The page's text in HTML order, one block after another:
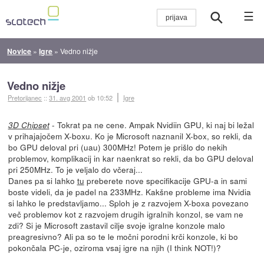
☰
Novice »Igre »Vedno nižje
Vedno nižje
Pretorijanec ::31. avg 2001 ob 10:52 Igre
3D Chipset- Tokrat pa ne cene. Ampak Nvidiin GPU, ki naj bi ležal
v prihajajočem X-boxu. Ko je Microsoft naznanil X-box, so rekli, da
bo GPU deloval pri (uau) 300MHz! Potem je prišlo do nekih
problemov, komplikacij in kar naenkrat so rekli, da bo GPU deloval
pri 250MHz. To je veljalo do včeraj...
Danes pa si lahko tu preberete nove specifikacije GPU-a in sami
boste videli, da je padel na 233MHz. Kakšne probleme ima Nvidia
si lahko le predstavljamo... Sploh je z razvojem X-boxa povezano
več problemov kot z razvojem drugih igralnih konzol, se vam ne
zdi? Si je Microsoft zastavil cilje svoje igralne konzole malo
preagresivno? Ali pa so te le močni porodni krči konzole, ki bo
pokončala PC-je, oziroma vsaj igre na njih (I think NOT!)?